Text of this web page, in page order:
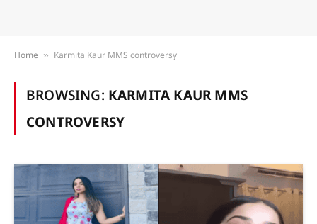
Home » Karmita Kaur MMS controversy
BROWSING: KARMITA KAUR MMS
CONTROVERSY